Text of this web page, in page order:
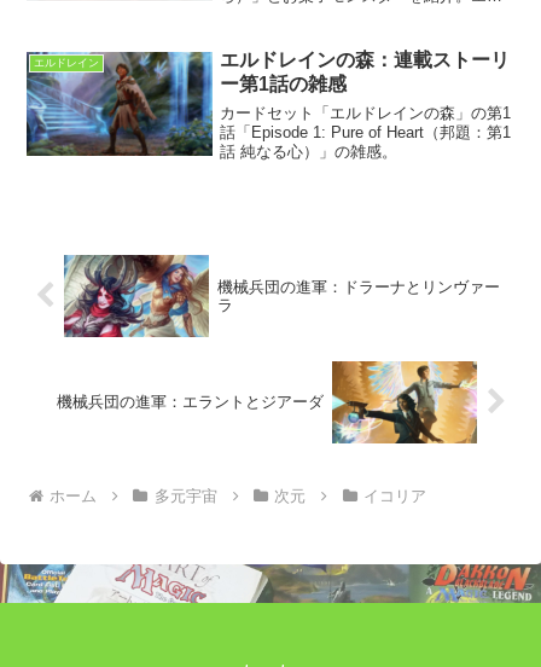
た。「ヘンゼルとグレーテル」のお菓子
の家の大胆アレンジだ。
エルドレイン
エルドレインの森：連載ストーリ
ー第1話の雑感
カードセット「エルドレインの森」の第1
話「Episode 1: Pure of Heart（邦題：第1
話 純なる心）」の雑感。
機械兵団の進軍：ドラーナとリンヴァー
ラ
機械兵団の進軍：エラントとジアーダ
ホーム 多元宇宙 次元 イコリア